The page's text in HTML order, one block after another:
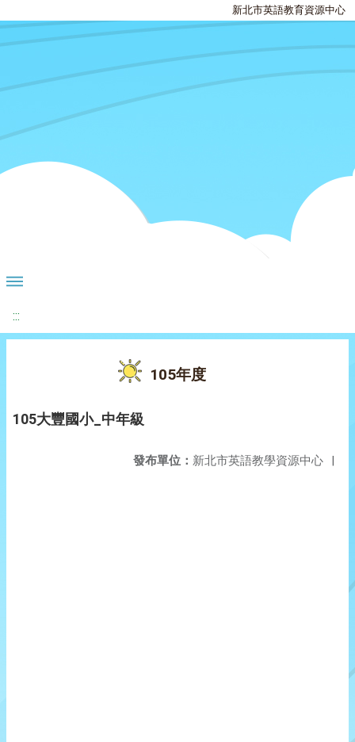
新北市英語教育資源中心
:::
105年度
105大豐國小_中年級
發布單位： 新北市英語教學資源中心 |